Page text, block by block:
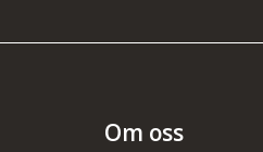
Om oss